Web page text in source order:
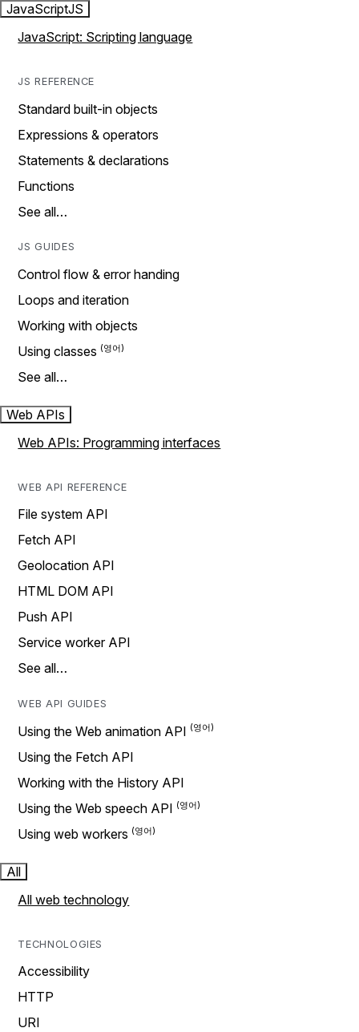
JavaScriptJS
JavaScript: Scripting language
JS REFERENCE
Standard built-in objects
Expressions & operators
Statements & declarations
Functions
See all…
JS GUIDES
Control flow & error handing
Loops and iteration
Working with objects
Using classes
See all…
Web APIs
Web APIs: Programming interfaces
WEB API REFERENCE
File system API
Fetch API
Geolocation API
HTML DOM API
Push API
Service worker API
See all…
WEB API GUIDES
Using the Web animation API
Using the Fetch API
Working with the History API
Using the Web speech API
Using web workers
All
All web technology
TECHNOLOGIES
Accessibility
HTTP
URI